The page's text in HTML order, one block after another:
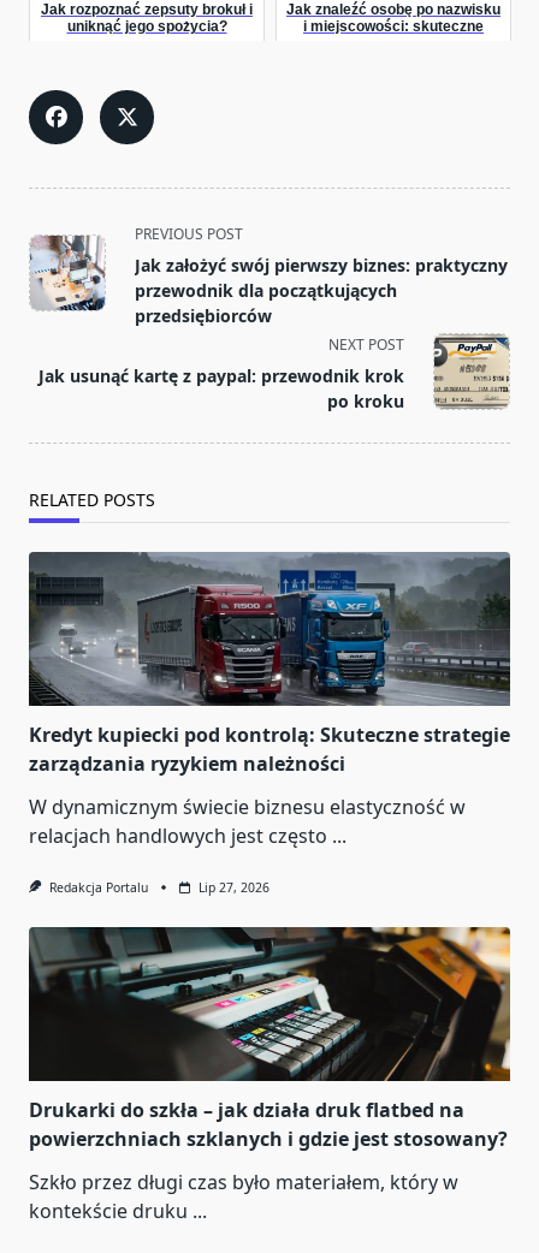
Jak rozpoznać zepsuty brokuł i
uniknąć jego spożycia?
Jak znaleźć osobę po nazwisku
i miejscowości: skuteczne
<span
class="nav-
subtitle
screen-
text">Page</span>
PREVIOUS POST
Jak założyć swój pierwszy biznes: praktyczny
przewodnik dla początkujących
przedsiębiorców
NEXT POST
Jak usunąć kartę z paypal: przewodnik krok
po kroku
RELATED POSTS
Kredyt kupiecki pod kontrolą: Skuteczne strategie
zarządzania ryzykiem należności
W dynamicznym świecie biznesu elastyczność w
relacjach handlowych jest często ...
Redakcja Portalu Lip 27, 2026
Drukarki do szkła – jak działa druk flatbed na
powierzchniach szklanych i gdzie jest stosowany?
Szkło przez długi czas było materiałem, który w
kontekście druku ...